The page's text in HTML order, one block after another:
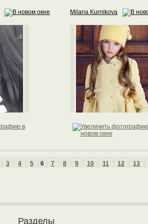
Milana Kurnikova
3 4 5 6 7 8 9 10 11 12 13
Разделы